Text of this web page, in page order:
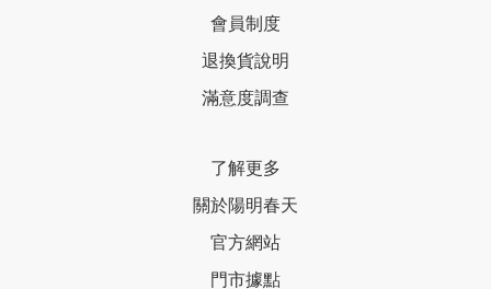
會員制度
退換貨說明
滿意度調查
了解更多
關於陽明春天
官方網站
門市據點